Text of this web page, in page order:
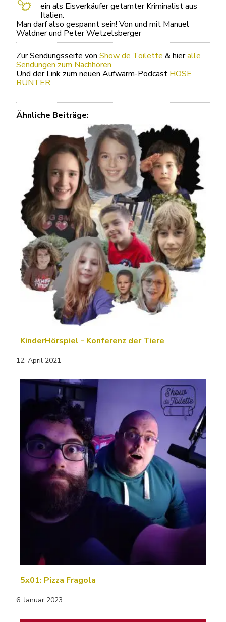
ein als Eisverkäufer getarnter Kriminalist aus
Italien.
Man darf also gespannt sein! Von und mit Manuel
Waldner und Peter Wetzelsberger
Zur Sendungsseite von Show de Toilette & hieralle
Sendungen zum Nachhören
Und der Link zum neuen Aufwärm-Podcast HOSE
RUNTER
Ähnliche Beiträge:
KinderHörspiel - Konferenz der Tiere
12. April 2021
5x01: Pizza Fragola
6. Januar 2023